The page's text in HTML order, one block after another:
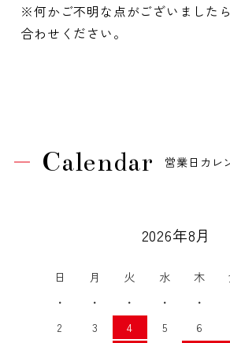
※何かご不明な点がございました
合わせください。
Calendar 営業日カレ
2026年8月
日 月 火 水 木
・
・ ・ ・ ・
2
3 4 5 6